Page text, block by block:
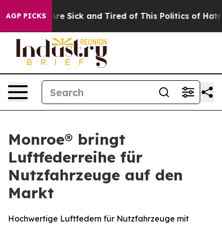
AGP PICKSAre Sick and Tired of This Politics of Hatred”
Monroe® bringt
Luftfederreihe für
Nutzfahrzeuge auf den
Markt
Hochwertige Luftfedern für Nutzfahrzeuge mit